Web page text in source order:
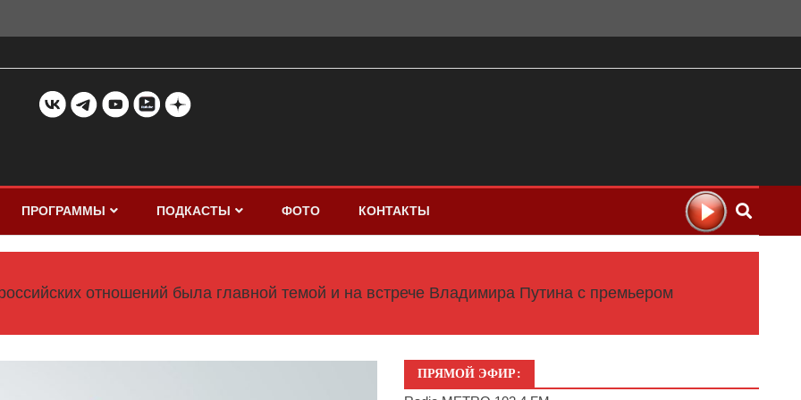
ПРОГРАММЫ ПОДКАСТЫ ФОТО КОНТАКТЫ
отношений была главной темой и на встрече Владимира Путина с премьером
ПРЯМОЙ ЭФИР: